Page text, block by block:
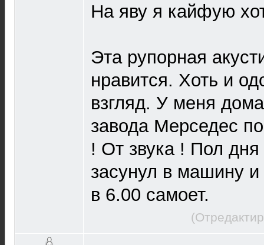
На яву я кайфую
Эта рупорная
нравится. Хоть и
взгляд. У меня
завода Мерседес
! От звука ! Пол
засунул в машину и
в 6.00 самоет.